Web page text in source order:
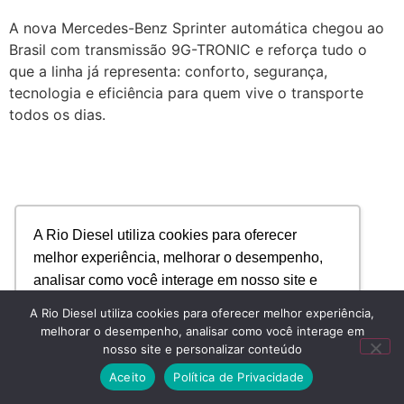
A Rio Diesel utiliza cookies para oferecer
melhor experiência, melhorar o desempenho,
analisar como você interage em nosso site e
Recusar Cookies Aceitar Cookies
A nova Mercedes-Benz Sprinter automática chegou ao
Brasil com transmissão 9G-TRONIC e reforça tudo o
que a linha já representa: conforto, segurança,
tecnologia e eficiência para quem vive o transporte
todos os dias.
A Rio Diesel utiliza cookies para oferecer melhor experiência,
melhorar o desempenho, analisar como você interage em
nosso site e personalizar conteúdo
Aceito
Política de Privacidade